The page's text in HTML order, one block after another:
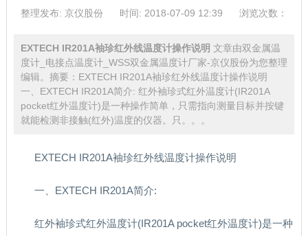
整理发布: 京仪股份 时间: 2018-07-09 12:39 浏览次数：
EXTECH IR201A袖珍红外线温度计操作说明 文章由双金属温
度计_电接点温度计_WSS双金属温度计厂家-京仪股份为您整理
编辑。摘要：EXTECH IR201A袖珍红外线温度计操作说明
一、EXTECH IR201A简介: 红外袖珍式红外温度计(IR201A
pocket红外温度计)是一种操作简单，只需指向测量目标并按键
就能检测非接触(红外)温度的仪器。只。。。
EXTECH IR201A袖珍红外线温度计操作说明
一、EXTECH IR201A简介:
红外袖珍式红外温度计(IR201A pocket红外温度计)是一种